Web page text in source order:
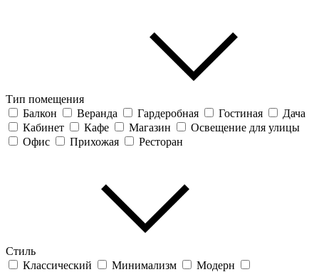
Тип помещения
Балкон
Веранда Гардеробная Гостиная
Дача
Кабинет
Кафе Магазин
Освещение для улицы
Офис
Прихожая Ресторан
Стиль
Классический
Минимализм
Модерн